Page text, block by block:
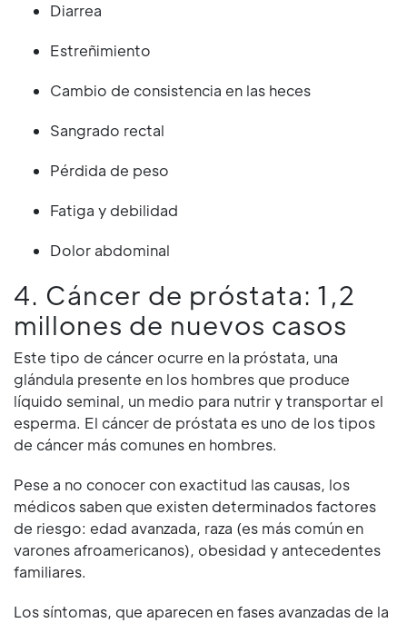
Diarrea
Estreñimiento
Cambio de consistencia en las heces
Sangrado rectal
Pérdida de peso
Fatiga y debilidad
Dolor abdominal
4. Cáncer de próstata: 1,2
millones de nuevos casos
Este tipo de cáncer ocurre en la próstata, una
glándula presente en los hombres que produce
líquido seminal, un medio para nutrir y transportar el
esperma. El cáncer de próstata es uno de los tipos
de cáncer más comunes en hombres.
Pese a no conocer con exactitud las causas, los
médicos saben que existen determinados factores
de riesgo: edad avanzada, raza (es más común en
varones afroamericanos), obesidad y antecedentes
familiares.
Los síntomas, que aparecen en fases avanzadas de la